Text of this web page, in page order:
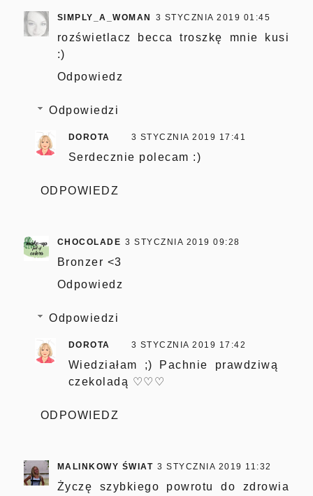
SIMPLY_A_WOMAN 3 STYCZNIA 2019 01:45
rozświetlacz becca troszkę mnie kusi
:)
Odpowiedz
Odpowiedzi
DOROTA 3 STYCZNIA 2019 17:41
Serdecznie polecam :)
ODPOWIEDZ
CHOCOLADE 3 STYCZNIA 2019 09:28
Bronzer <3
Odpowiedz
Odpowiedzi
DOROTA 3 STYCZNIA 2019 17:42
Wiedziałam ;) Pachnie prawdziwą
czekoladą ♡♡♡
ODPOWIEDZ
MALINKOWY ŚWIAT 3 STYCZNIA 2019 11:32
Życzę szybkiego powrotu do zdrowia